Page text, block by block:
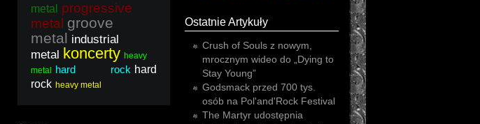
metal
progressive
metal groove
metal industrial
metal koncerty heavy
metal
hard rock hard
rock heavy metal
Ostatnie Artykuły
Crush of Souls z nowym,
mrocznym wideo do „Dying to
Stay Young”
Godsmack przed 700 tys.
osób na Pol'and'Rock Festival
The Martyr udostępnia